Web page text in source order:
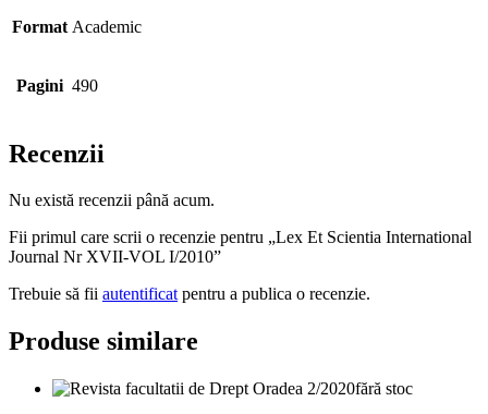
Format Academic
Pagini 490
Recenzii
Nu există recenzii până acum.
Fii primul care scrii o recenzie pentru „Lex Et Scientia International
Journal Nr XVII-VOL I/2010”
Trebuie să fii autentificatpentru a publica o recenzie.
Produse similare
fără stoc